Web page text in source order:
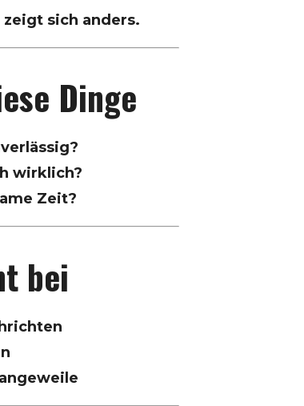
sich anders.
Dinge
wirklich?
Zeit?
bei